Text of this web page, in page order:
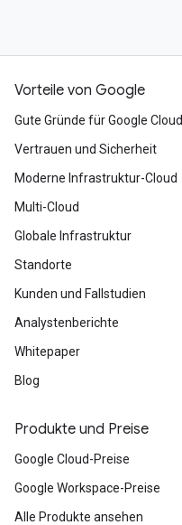
Vorteile von Google
Gute Gründe für Google Cloud
Vertrauen und Sicherheit
Moderne Infrastruktur-Cloud
Multi-Cloud
Globale Infrastruktur
Standorte
Kunden und Fallstudien
Analystenberichte
Whitepaper
Blog
Produkte und Preise
Google Cloud-Preise
Google Workspace-Preise
Alle Produkte ansehen